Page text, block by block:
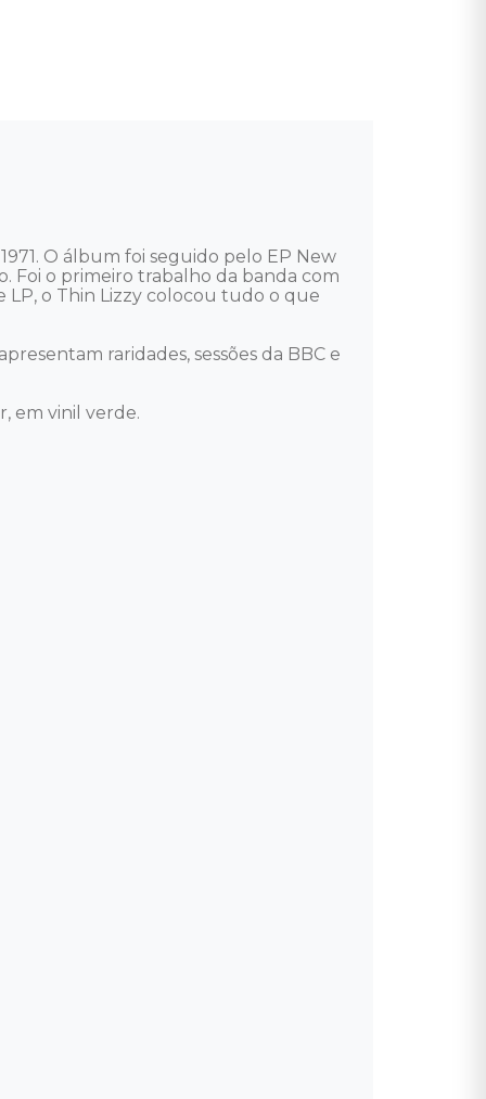
O álbum foi seguido pelo EP New
Foi o primeiro trabalho da banda com
LP, o Thin Lizzy colocou tudo o que
raridades, sessões da BBC e
em vinil verde.